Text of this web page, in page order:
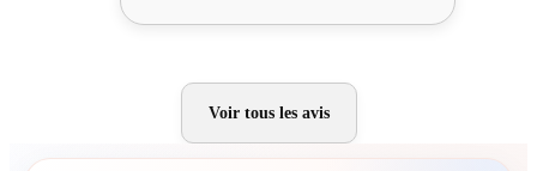
Voir tous les avis